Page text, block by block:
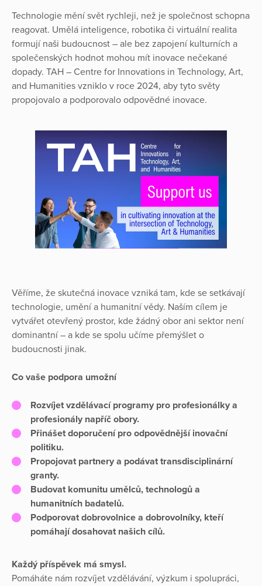
Technologie mění svět rychleji, než je společnost schopna
reagovat. Umělá inteligence, robotika či virtuální realita
formují naši budoucnost – ale bez zapojení kulturních a
společenských hodnot mohou mít inovace nečekané
dopady. TAH – Centre for Innovations in Technology, Art,
and Humanities vzniklo v roce 2024, aby tyto světy
propojovalo a podporovalo odpovědné inovace.
Věříme, že skutečná inovace vzniká tam, kde se setkávají
technologie, umění a humanitní vědy. Naším cílem je
vytvářet otevřený prostor, kde žádný obor ani sektor není
dominantní – a kde se spolu učíme přemýšlet o
budoucnosti jinak.
Co vaše podpora umožní
Rozvíjet vzdělávací programy pro profesionálky a
profesionály napříč obory.
Přinášet doporučení pro odpovědnější inovační
politiku.
Propojovat partnery a podávat transdisciplinární
granty.
Budovat komunitu umělců, technologů a
humanitních badatelů.
Podporovat dobrovolnice a dobrovolníky, kteří
pomáhají dosahovat našich cílů.
Každý příspěvek má smysl.
Pomáháte nám rozvíjet vzdělávání, výzkum i spolupráci,